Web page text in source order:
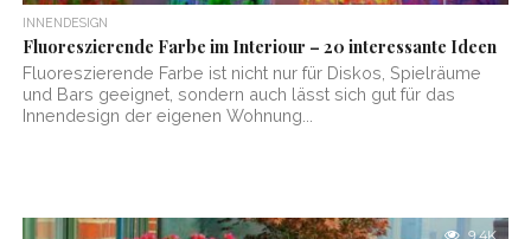
INNENDESIGN
Fluoreszierende Farbe im Interiour – 20 interessante Ideen
Fluoreszierende Farbe ist nicht nur für Diskos, Spielräume
und Bars geeignet, sondern auch lässt sich gut für das
Innendesign der eigenen Wohnung...
9.4K